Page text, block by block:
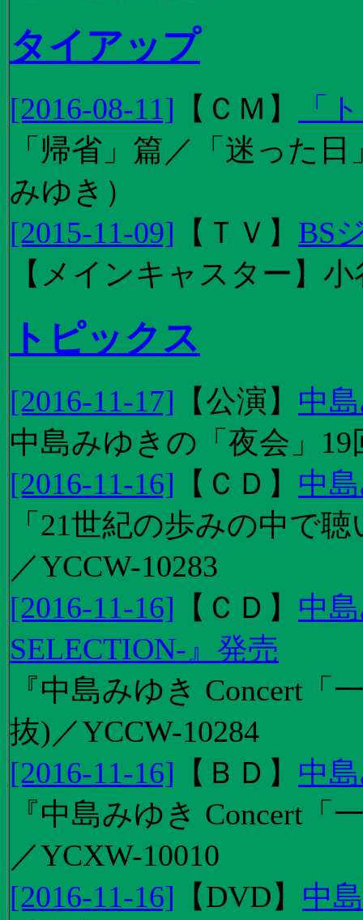
タイアップ
[2016-08-11] 【 ＣＭ 】
「
「帰省」篇／「迷った
みゆき）
[2015-11-09] 【 ＴＶ 】 BS
【メインキャスター】
トピックス
[2016-11-17] 【公演 】 中
中島みゆきの「夜会」
[2016-11-16] 【 ＣＤ 】 中
「21世紀の歩みの中で
／YCCW-10283
[2016-11-16] 【 ＣＤ 】 中
SELECTION-』発売
『中島みゆき Concert
抜)／YCCW-10284
[2016-11-16] 【 ＢＤ 】 中
『中島みゆき Concert
／YCXW-10010
[2016-11-16] 【DVD】 中